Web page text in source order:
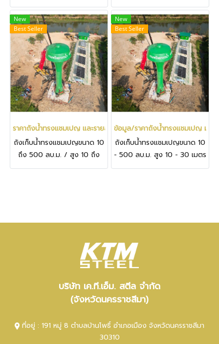
จ.นครราชสีมา ชุมพวง
จ.นครราชสีมา สีคิ้ว
New
Best Seller
ราคาถังน้ำทรงแชมเปญ และรายละเอียดข้อมูลโดยผู้ผลิตถังน้ำประปา
ถังเก็บน้ำทรงแชมเปญขนาด 10
ถึง 500 ลบ.ม. / สูง 10 ถึง
30 เมตร / และรายละเอียด
New
Best Seller
ข้อมูล/ราคาถังน้ำทรงแชมเปญ มาต
ถังเก็บน้ำทรงแชมเปญขนาด 10
- 500 ลบ.ม. สูง 10 - 30 เมตร
บริษัท เค.ที.เอ็ม. สตีล จำกัด
(จังหวัดนครราชสีมา)
ที่อยู่ : 191 หมู่ 8 ตำบลบ้านโพธิ์ อำเภอเมือง จังหวัดนครราชสีมา
30310